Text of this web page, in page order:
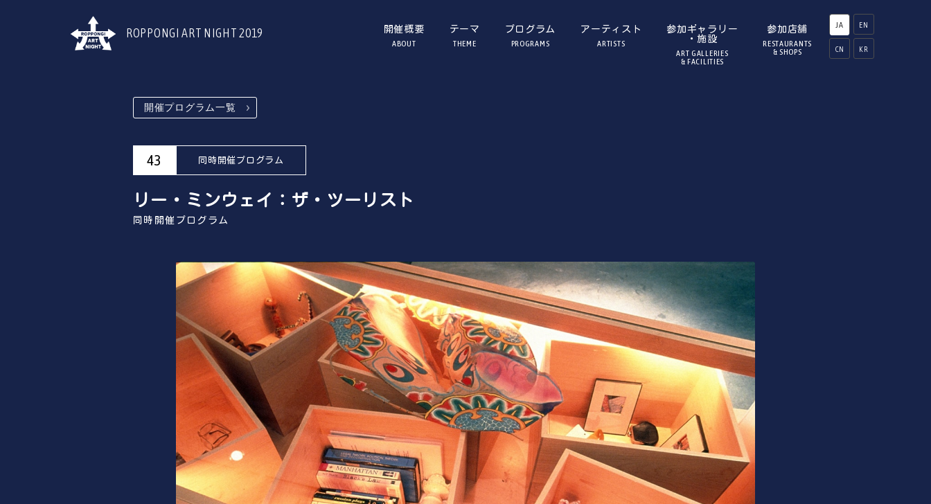
ROPPONGI ART NIGHT 2019 開催概要
ABOUT
テーマ
THEME
プログラム
PROGRAMS
アーティスト
ARTISTS
参加ギャラリー
・施設
ART GALLERIES
& FACILITIES
参加店舗
RESTAURANTS
& SHOPS
JA EN
CN KR
開催プログラム一覧
43 同時開催プログラム
リー・ミンウェイ：ザ・ツーリスト
同時開催プログラム